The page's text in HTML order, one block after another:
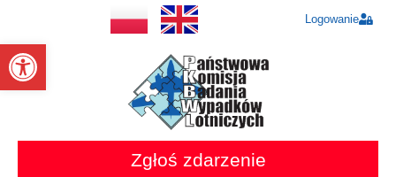
Otwórz pasek narzędzi
Logowanie
Zgłoś zdarzenie